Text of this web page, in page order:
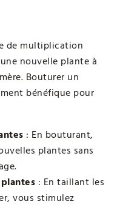
de multiplication
nouvelle plante à
Bouturer un
bénéfique pour
: En bouturant,
plantes sans
: En taillant les
vous stimulez